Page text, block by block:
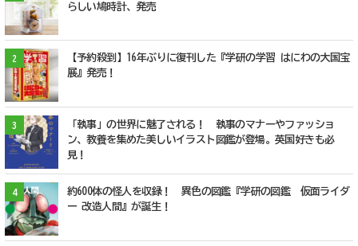
らしい鳩時計、発売
2
【予約殺到】16年ぶりに復刊した『学研の学習 はにわの大国宝
展』発売！
3
「執事」の世界に魅了される！ 執事のマナーやファッショ
ン、教養を集めた美しいイラスト図鑑が登場。英国好きも必
見！
4
約600体の怪人を収録！ 異色の図鑑『学研の図鑑 仮面ライダ
ー 改造人間』が誕生！